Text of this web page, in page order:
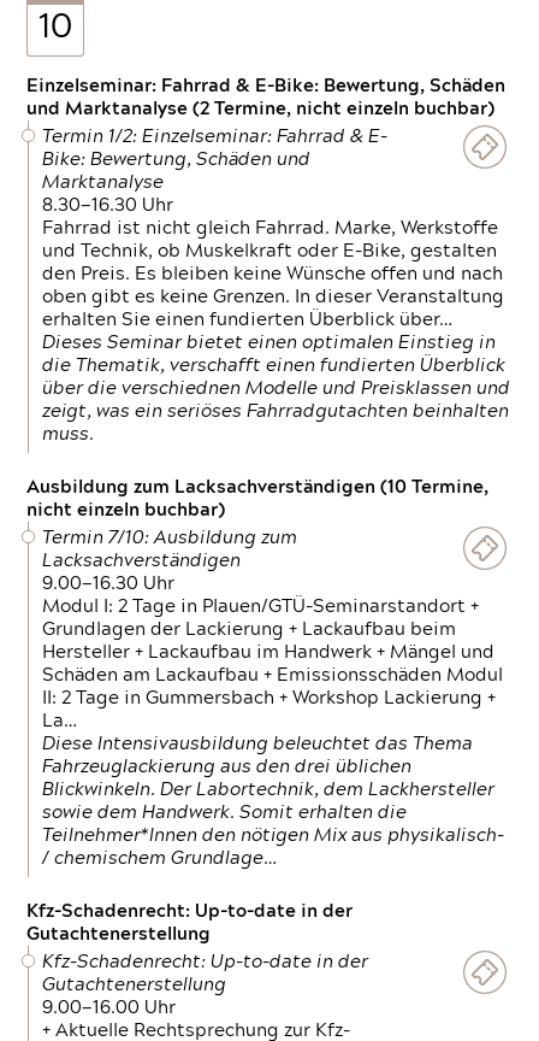
10
Einzelseminar: Fahrrad & E-Bike: Bewertung, Schäden
und Marktanalyse (2 Termine, nicht einzeln buchbar)
Termin 1/2: Einzelseminar: Fahrrad & E-
Bike: Bewertung, Schäden und
Marktanalyse
8.30—16.30 Uhr
Fahrrad ist nicht gleich Fahrrad. Marke, Werkstoffe
und Technik, ob Muskelkraft oder E-Bike, gestalten
den Preis. Es bleiben keine Wünsche offen und nach
oben gibt es keine Grenzen. In dieser Veranstaltung
erhalten Sie einen fundierten Überblick über…
Dieses Seminar bietet einen optimalen Einstieg in
die Thematik, verschafft einen fundierten Überblick
über die verschiednen Modelle und Preisklassen und
zeigt, was ein seriöses Fahrradgutachten beinhalten
muss.
Ausbildung zum Lacksachverständigen (10 Termine,
nicht einzeln buchbar)
Termin 7/10: Ausbildung zum
Lacksachverständigen
9.00—16.30 Uhr
Modul I: 2 Tage in Plauen/GTÜ-Seminarstandort +
Grundlagen der Lackierung + Lackaufbau beim
Hersteller + Lackaufbau im Handwerk + Mängel und
Schäden am Lackaufbau + Emissionsschäden Modul
II: 2 Tage in Gummersbach + Workshop Lackierung +
La…
Diese Intensivausbildung beleuchtet das Thema
Fahrzeuglackierung aus den drei üblichen
Blickwinkeln. Der Labortechnik, dem Lackhersteller
sowie dem Handwerk. Somit erhalten die
Teilnehmer*Innen den nötigen Mix aus physikalisch-
/ chemischem Grundlage…
Kfz-Schadenrecht: Up-to-date in der
Gutachtenerstellung
Kfz-Schadenrecht: Up-to-date in der
Gutachtenerstellung
9.00—16.00 Uhr
+ Aktuelle Rechtsprechung zur Kfz-